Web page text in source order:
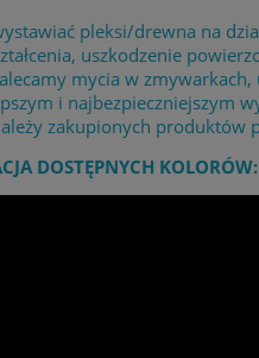
pleksi/drewna na
uszkodzenie
mycia w
i najbezpieczniejszym
zakupionych produktów
DOSTĘPNYCH KOLORÓW: